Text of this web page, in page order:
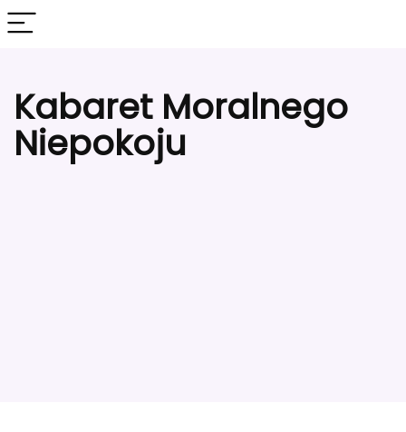
Kabaret Moralnego
Niepokoju